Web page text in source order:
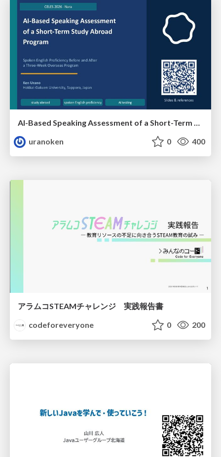
AI-Based Speaking Assessment of a Short-Term Study Abroad Program
uranoken
0 400
アラムコSTEAMチャレンジ 実践報告書
codeforeveryone
0 200